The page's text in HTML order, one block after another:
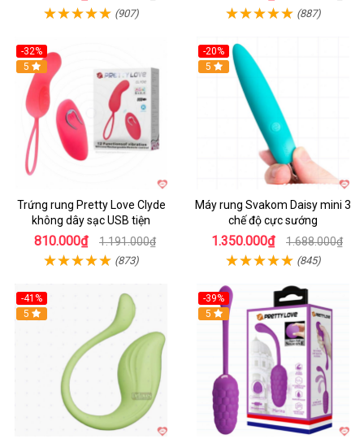
(907) (887)
-32%
5
Trứng rung Pretty Love Clyde
không dây sạc USB tiện
810.000₫ 1.191.000₫
(873)
-20%
5
Máy rung Svakom Daisy mini 3
chế độ cực sướng
1.350.000₫ 1.688.000₫
(845)
-41%
Hot
5
-39%
Hot
5